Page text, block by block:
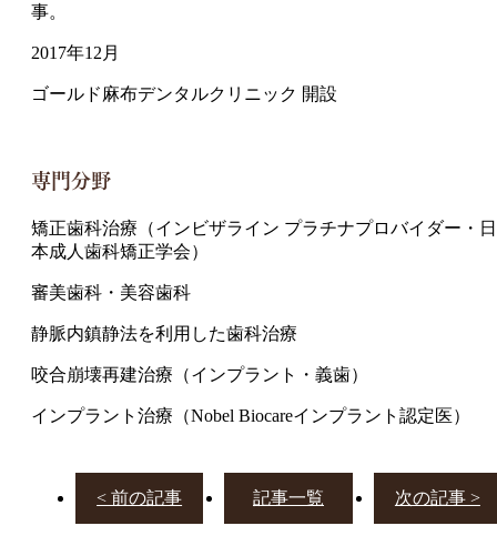
事。
2017年12月
ゴールド麻布デンタルクリニック 開設
専門分野
矯正歯科治療（インビザライン プラチナプロバイダー・日
本成人歯科矯正学会）
審美歯科・美容歯科
静脈内鎮静法を利用した歯科治療
咬合崩壊再建治療（インプラント・義歯）
インプラント治療（Nobel Biocareインプラント認定医）
< 前の記事 記事一覧 次の記事 >